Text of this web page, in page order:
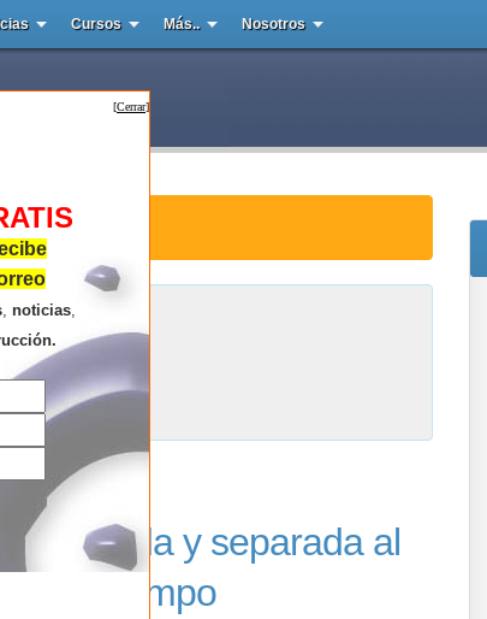
Cursos Más.. Nosotros
Studio
Design Studio
de la búsqueda .
Casa unida y separada al
mismo tiempo
[Cerrar]
, noticias,